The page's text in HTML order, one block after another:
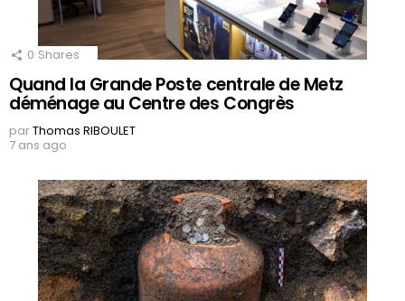
0 Shares
Quand la Grande Poste centrale de Metz
déménage au Centre des Congrès
parThomas RIBOULET
7 ans ago